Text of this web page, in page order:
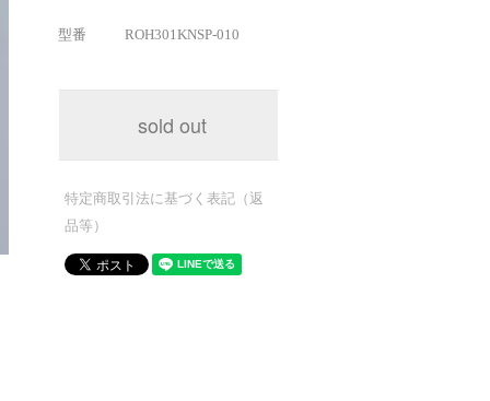
型番 ROH301KNSP-010
sold out
特定商取引法に基づく表記（返
品等）